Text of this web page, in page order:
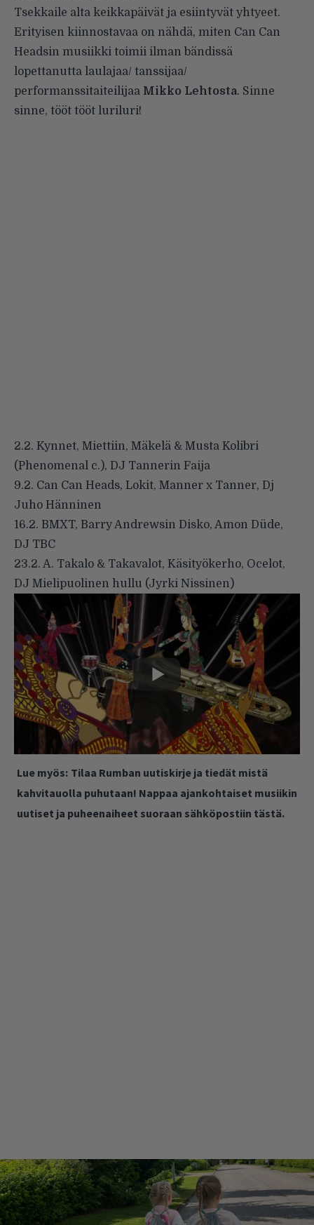
Tsekkaile alta keikkapäivät ja esiintyvät yhtyeet.
Erityisen kiinnostavaa on nähdä, miten Can Can
Headsin musiikki toimii ilman bändissä
lopettanutta laulajaa/ tanssijaa/
performanssitaiteilijaa Mikko Lehtosta. Sinne
sinne, tööt tööt luriluri!
2.2. Kynnet, Miettiin, Mäkelä & Musta Kolibri
(Phenomenal c.), DJ Tannerin Faija
9.2. Can Can Heads, Lokit, Manner x Tanner, Dj
Juho Hänninen
16.2. BMXT, Barry Andrewsin Disko, Amon Düde,
DJ TBC
23.2. A. Takalo & Takavalot, Käsityökerho, Ocelot,
DJ Mielipuolinen hullu (Jyrki Nissinen)
Lue myös: Tilaa Rumban uutiskirje ja tiedät mistä
kahvitauolla puhutaan! Nappaa ajankohtaiset musiikin
uutiset ja puheenaiheet suoraan sähköpostiin tästä.